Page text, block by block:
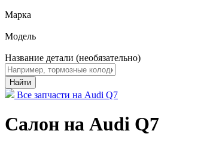
Марка
Модель
Название детали (необязательно)
Найти
Все запчасти на Audi Q7
Салон на Audi Q7